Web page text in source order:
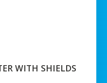
WITH SHIELDS